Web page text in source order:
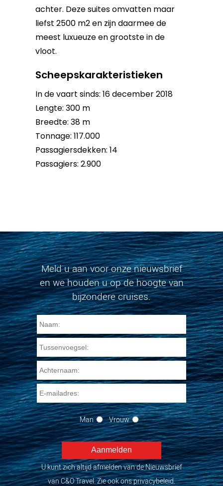
achter. Deze suites omvatten maar
liefst 2500 m2 en zijn daarmee de
meest luxueuze en grootste in de
vloot.
Scheepskarakteristieken
In de vaart sinds: 16 december 2018
Lengte: 300 m
Breedte: 38 m
Tonnage: 117.000
Passagiersdekken: 14
Passagiers: 2.900
Meld u aan voor onze nieuwsbrief
en we houden u op de hoogte van
bijzondere cruises.
Man Vrouw
U kunt zich altijd afmelden van de Nieuwsbrief
van C&O Travel. Zie ook ons privacybeleid.